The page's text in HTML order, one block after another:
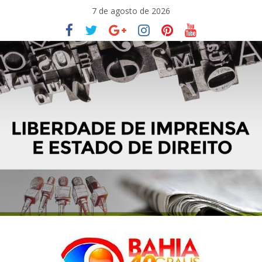
conteúdo
7 de agosto de 2026